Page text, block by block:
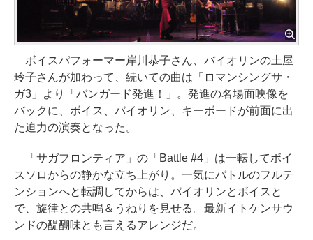
ボイスパフォーマー岸川恭子さん、バイオリンの土屋
玲子さんが加わって、続いての曲は「ロマンシングサ・
ガ3」より「バンガード発進！」。発進の名場面映像を
バックに、ボイス、バイオリン、キーボードが前面に出
た迫力の演奏となった。
「サガフロンティア」の「Battle #4」は一転してボイ
スソロからの静かな立ち上がり。一気にバトルのフルテ
ンションへと転調してからは、バイオリンとボイスと
で、旋律との共鳴＆うねりを見せる。最新イトケンサウ
ンドの醍醐味とも言えるアレンジだ。